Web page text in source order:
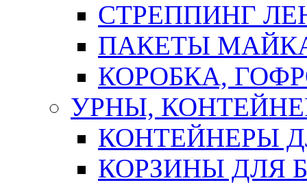
СТРЕППИНГ
ПАКЕТЫ
КОРОБКА,
УРНЫ,
КОНТЕЙНЕРЫ
КОРЗИНЫ ДЛЯ